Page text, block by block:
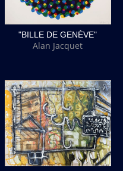
"BILLE DE GENÈVE"
Alan Jacquet